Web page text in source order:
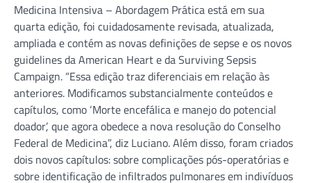
Medicina Intensiva – Abordagem Prática está em sua
quarta edição, foi cuidadosamente revisada, atualizada,
ampliada e contém as novas definições de sepse e os novos
guidelines da American Heart e da Surviving Sepsis
Campaign. “Essa edição traz diferenciais em relação às
anteriores. Modificamos substancialmente conteúdos e
capítulos, como ‘Morte encefálica e manejo do potencial
doador’, que agora obedece a nova resolução do Conselho
Federal de Medicina”, diz Luciano. Além disso, foram criados
dois novos capítulos: sobre complicações pós-operatórias e
sobre identificação de infiltrados pulmonares em indivíduos